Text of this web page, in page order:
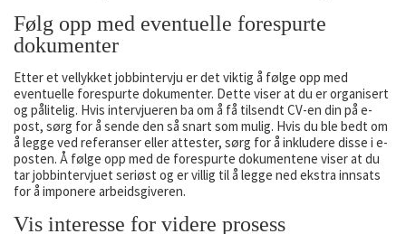
Følg opp med eventuelle forespurte
dokumenter
Etter et vellykket jobbintervju er det viktig å følge opp med
eventuelle forespurte dokumenter. Dette viser at du er organisert
og pålitelig. Hvis intervjueren ba om å få tilsendt CV-en din på e-
post, sørg for å sende den så snart som mulig. Hvis du ble bedt om
å legge ved referanser eller attester, sørg for å inkludere disse i e-
posten. Å følge opp med de forespurte dokumentene viser at du
tar jobbintervjuet seriøst og er villig til å legge ned ekstra innsats
for å imponere arbeidsgiveren.
Vis interesse for videre prosess